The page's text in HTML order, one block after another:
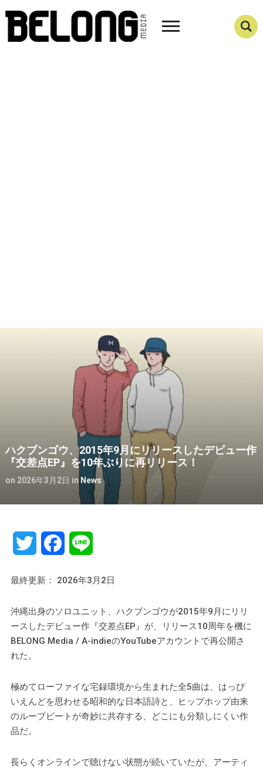
ハクブンゴウ、2015年9月にリリースしたデビュー作
『交差点EP』を10年ぶりに再リリース！
on 2026年3月2日 in News
Twitter Facebook
最終更新： 2026年3月2日
沖縄出身のソロユニット、ハクブンゴウが2015年9月にリリ
ースしたデビュー作『交差点EP』が、リリース10周年を機に
BELONG Media / A-indieのYouTubeアカウントで再公開さ
れた。
極めてローファイな宅録環境から生まれた全5曲は、はっぴ
いえんどを思わせる昭和的な日本語詩と、ヒップホップ由来
のループビートが奇妙に共存する、どこにも分類しにくい作
品だ。
長らくオンラインで聴けない状態が続いていたが、アーティ